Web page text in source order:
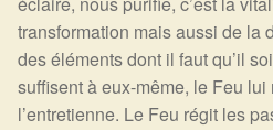
transformation mais aussi de la
des éléments dont il faut qu’il
suffisent à eux-même, le Feu lui
l’entretienne. Le Feu régit les